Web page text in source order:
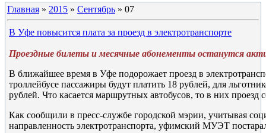
Главная » 2015 » Сентябрь » 07
В Уфе повысится плата за проезд в электротранспорте
Проездные билеты и месячные абонементы останутся
В ближайшее время в Уфе подорожает проезд в
троллейбусе пассажиры будут платить 18 рублей, для
рублей. Что касается маршрутных автобусов, то в них проезд
Как сообщили в пресс-службе городской мэрии, учитывая
направленность электротранспорта, уфимский МУЭТ